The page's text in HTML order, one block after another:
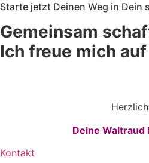
Starte jetzt Deinen Weg in Dein
Gemeinsam
Ich freue mich
Deine Waltraud
Kontakt